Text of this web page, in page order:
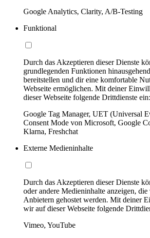
Google Analytics, Clarity, A/B-Testing
Funktional
Durch das Akzeptieren dieser Dienste
grundlegenden Funktionen
bereitstellen und dir eine komfortable
Webseite ermöglichen. Mit deiner
dieser Webseite folgende Drittdienste ein:
Google Tag Manager, UET (Universal
Consent Mode von Microsoft, Google
Klarna, Freshchat
Externe Medieninhalte
Durch das Akzeptieren dieser Dienste
oder andere Medieninhalte anzeigen, die
Anbietern gehostet werden. Mit deiner
wir auf dieser Webseite folgende
Vimeo, YouTube